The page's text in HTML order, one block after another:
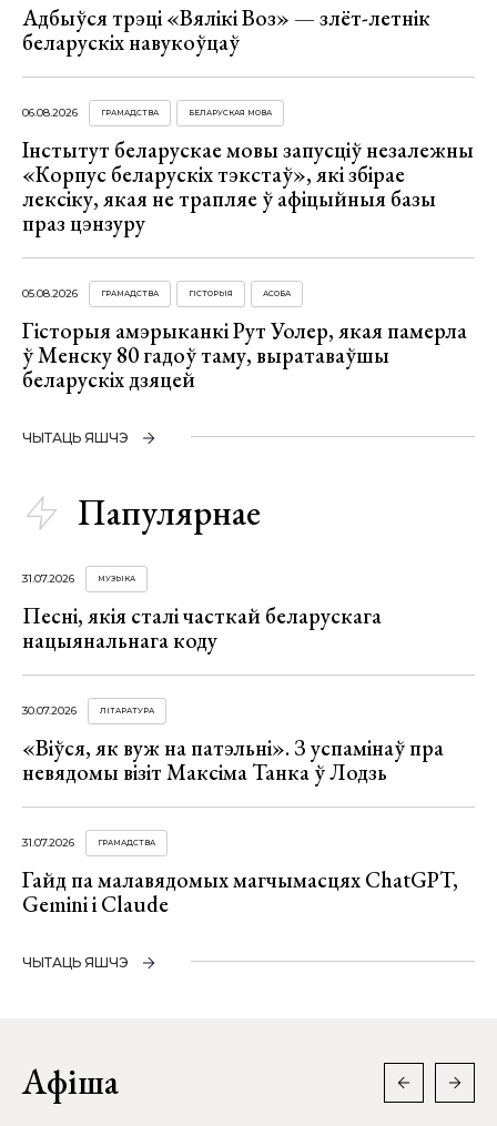
Адбыўся трэці «Вялікі Воз» — злёт-летнік
беларускіх навукоўцаў
06.08.2026 ГРАМАДСТВА БЕЛАРУСКАЯ МОВА
Інстытут беларускае мовы запусціў незалежны
«Корпус беларускіх тэкстаў», які збірае
лексіку, якая не трапляе ў афіцыйныя базы
праз цэнзуру
05.08.2026 ГРАМАДСТВА ГІСТОРЫЯ АСОБА
Гісторыя амэрыканкі Рут Уолер, якая памерла
ў Менску 80 гадоў таму, выратаваўшы
беларускіх дзяцей
ЧЫТАЦЬ ЯШЧЭ
Папулярнае
31.07.2026 МУЗЫКА
Песні, якія сталі часткай беларускага
нацыянальнага коду
30.07.2026 ЛІТАРАТУРА
«Віўся, як вуж на патэльні». З успамінаў пра
невядомы візіт Максіма Танка ў Лодзь
31.07.2026 ГРАМАДСТВА
Гайд па малавядомых магчымасцях ChatGPT,
Gemini і Claude
ЧЫТАЦЬ ЯШЧЭ
Афіша